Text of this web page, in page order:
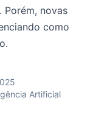
Porém, novas
como
Artificial